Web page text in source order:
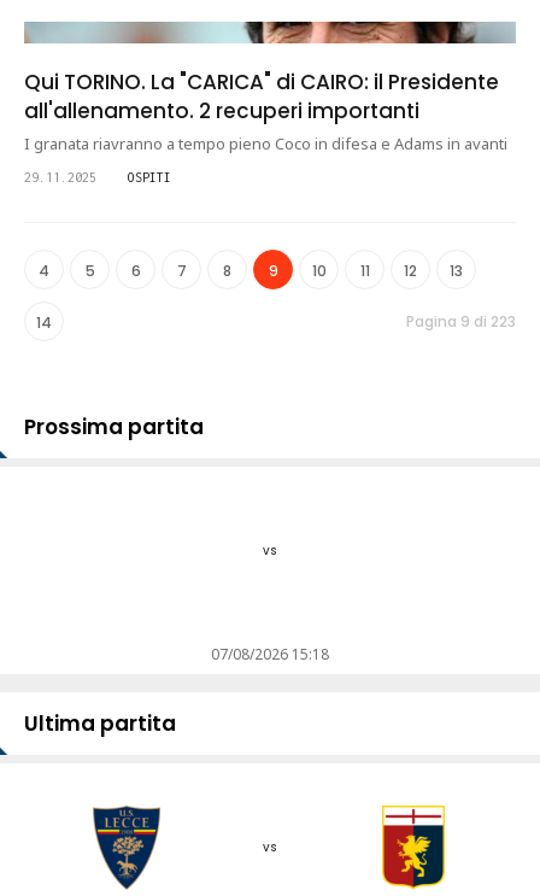
Qui TORINO. La "CARICA" di CAIRO: il Presidente
all'allenamento. 2 recuperi importanti
I granata riavranno a tempo pieno Coco in difesa e Adams in avanti
29.11.2025 OSPITI
4 5 6 7 8 9 10 11 12 13
14 Pagina 9 di 223
Prossima partita
vs
07/08/2026 15:18
Ultima partita
vs